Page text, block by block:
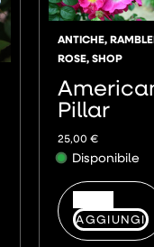
ANTICHE,
ROSE,SHOP
Pillar
25,00€
Disponibile
AGGIUNGI